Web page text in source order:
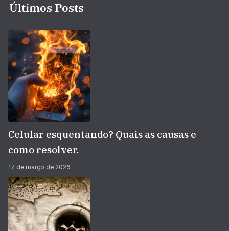
Últimos Posts
Celular esquentando? Quais as causas e
como resolver.
17 de março de 2026